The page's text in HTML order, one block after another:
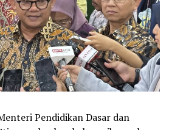
Pendidikan Dasar dan